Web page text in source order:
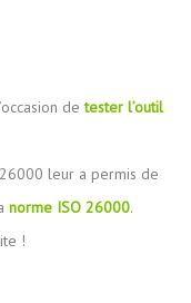
detester l’outil
leur a permis de
norme ISO 26000.
!